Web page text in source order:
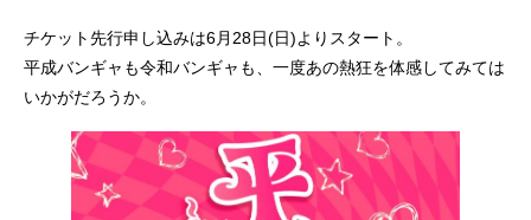
チケット先行申し込みは6月28日(日)よりスタート。
平成バンギャも令和バンギャも、一度あの熱狂を体感してみては
いかがだろうか。